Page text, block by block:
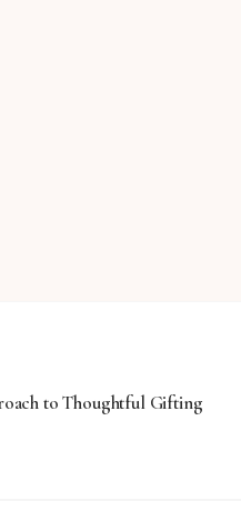
to Thoughtful Gifting